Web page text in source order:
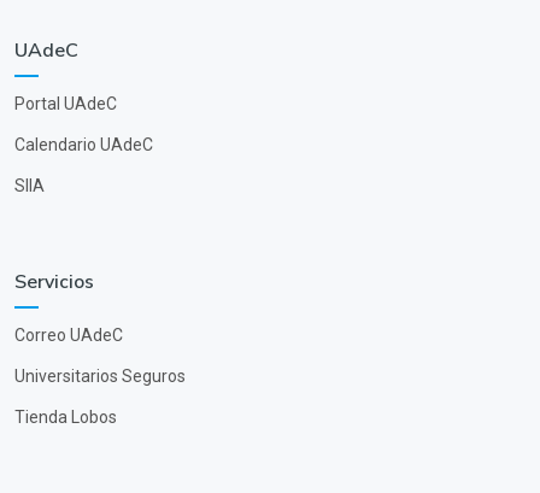
UAdeC
Portal UAdeC
Calendario UAdeC
SIIA
Servicios
Correo UAdeC
Universitarios Seguros
Tienda Lobos